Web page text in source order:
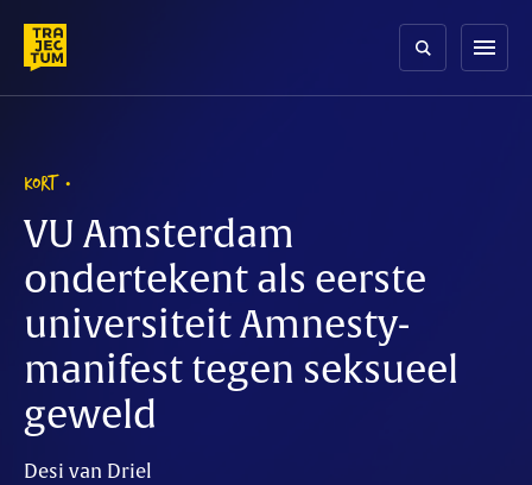
content
menu
KORT
VU Amsterdam
ondertekent als eerste
universiteit Amnesty-
manifest tegen seksueel
geweld
Desi van Driel